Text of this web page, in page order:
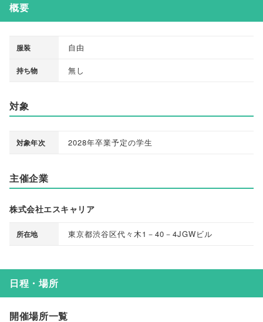
概要
服装 自由
持ち物 無し
対象
対象年次 2028年卒業予定の学生
主催企業
株式会社エスキャリア
所在地 東京都渋谷区代々木1－40－4JGWビル
日程・場所
開催場所一覧